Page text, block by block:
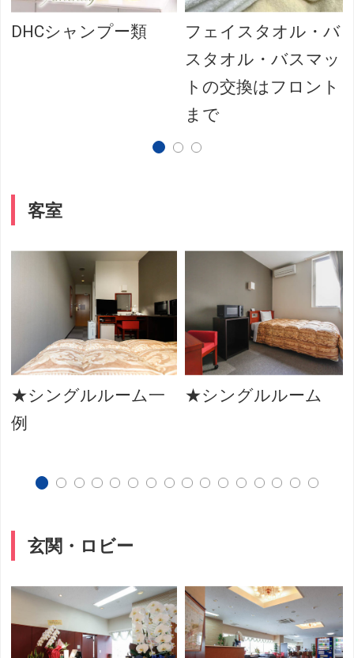
DHCシャンプー類
フェイスタオル・バ
スタオル・バスマッ
トの交換はフロント
まで
客室
★シングルルーム一
例
★シングルルーム
玄関・ロビー